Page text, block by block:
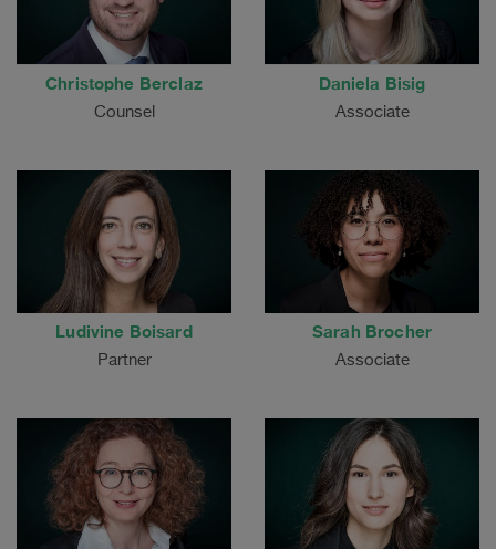
Christophe Berclaz
Counsel
Daniela Bisig
Associate
Ludivine Boisard
Partner
Sarah Brocher
Associate